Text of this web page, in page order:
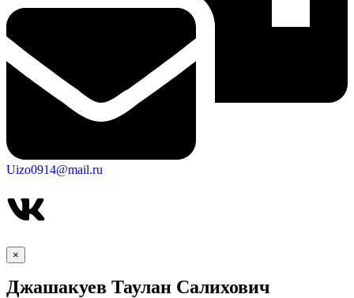
Uizo0914@mail.ru
×
Джашакуев Таулан Салихович